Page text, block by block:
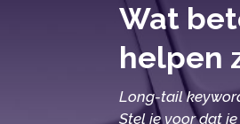
Wat
helpen
Long-tail
Stel je voor dat